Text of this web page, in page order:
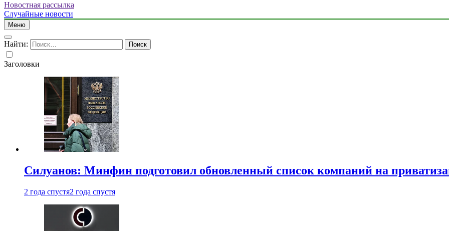
Новостная рассылка
Случайные новости
Меню
Найти:
Заголовки
Силуанов: Минфин подготовил обновленный список компаний на
2 года спустя2 года спустя